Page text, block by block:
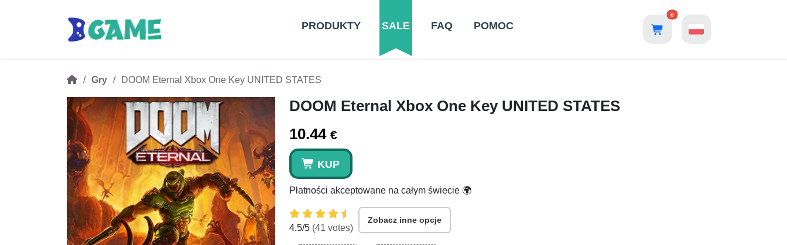
PRODUKTY SALE FAQ POMOC
0
Gry DOOM Eternal Xbox One Key UNITED STATES
DOOM Eternal Xbox One Key UNITED STATES
10.44 €
KUP
Płatności akceptowane na całym świecie 🌍
4.5/5 (41 votes)
Zobacz inne opcje